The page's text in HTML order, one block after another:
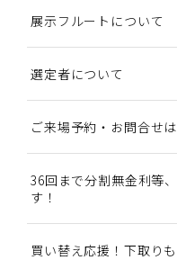
展示フルートについて
選定者について
ご来場予約・お問合せ
36回まで分割無金利等
す！
買い替え応援！下取り